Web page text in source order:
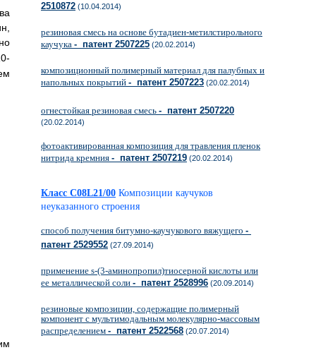
2510872 (10.04.2014)
резиновая смесь на основе бутадиен-метилстирольного
каучука - патент 2507225 (20.02.2014)
композиционный полимерный материал для палубных и
напольных покрытий - патент 2507223 (20.02.2014)
огнестойкая резиновая смесь - патент 2507220
(20.02.2014)
фотоактивированная композиция для травления пленок
нитрида кремния - патент 2507219 (20.02.2014)
Класс C08L21/00 Композиции каучуков
неуказанного строения
способ получения битумно-каучукового вяжущего -
патент 2529552 (27.09.2014)
применение s-(3-аминопропил)тиосерной кислоты или
ее металлической соли - патент 2528996 (20.09.2014)
резиновые композиции, содержащие полимерный
компонент с мультимодальным молекулярно-массовым
распределением - патент 2522568 (20.07.2014)